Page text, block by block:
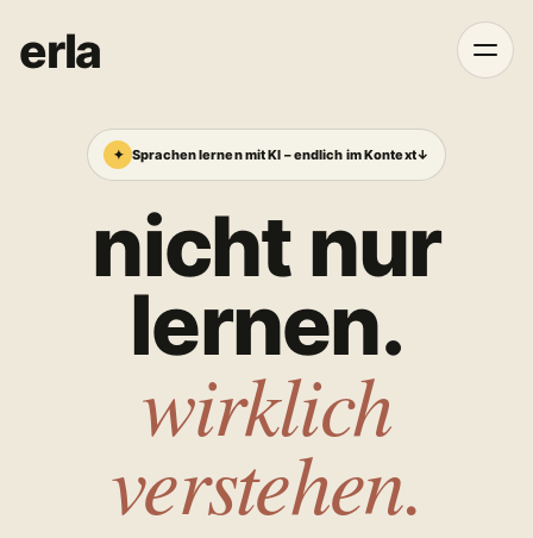
erla
✦ Sprachen lernen mit KI – endlich im Kontext↓
nicht nur
lernen.
wirklich
verstehen.